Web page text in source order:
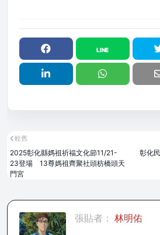
彰化
較舊
2025彰化縣媽祖祈福文化節11/21-
23登場 13尊媽祖齊聚社頭枋橋頭天
門宮
張貼者： 林明佑